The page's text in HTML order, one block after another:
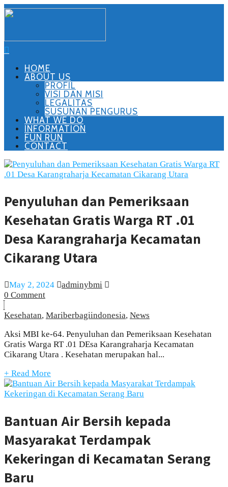
HOME
ABOUT US
PROFIL
VISI DAN MISI
LEGALITAS
SUSUNAN PENGURUS
WHAT WE DO
INFORMATION
FUN RUN
CONTACT
Penyuluhan dan Pemeriksaan
Kesehatan Gratis Warga RT .01
Desa Karangraharja Kecamatan
Cikarang Utara
May 2, 2024
adminybmi
0 Comment
Kesehatan, Mariberbagiindonesia, News
Aksi MBI ke-64. Penyuluhan dan Pemeriksaan Kesehatan
Gratis Warga RT .01 DEsa Karangraharja Kecamatan
Cikarang Utara . Kesehatan merupakan hal...
+ Read More
Bantuan Air Bersih kepada
Masyarakat Terdampak
Kekeringan di Kecamatan Serang
Baru